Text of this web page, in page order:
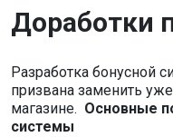
Доработки
Разработка бонусной
призвана заменить
магазине. Основные
системы